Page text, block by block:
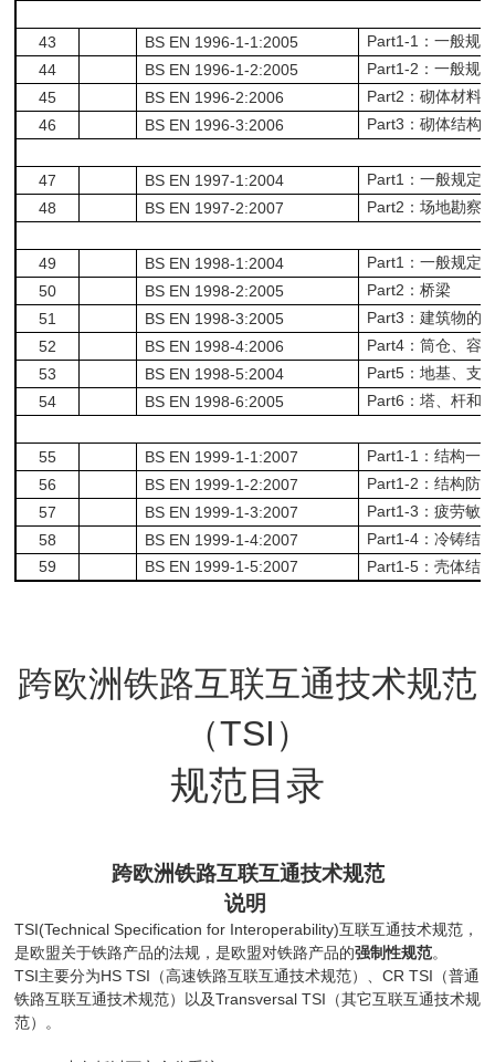
43 BS EN 1996-1-1:2005 Part1-1 ：一般规
44 BS EN 1996-1-2:2005 Part1-2 ：一般规
45 BS EN 1996-2:2006 Part2 ：砌体材料
46 BS EN 1996-3:2006 Part3 ：砌体结构
47 BS EN 1997-1:2004 Part1 ：一般规定
48 BS EN 1997-2:2007 Part2 ：场地勘察
49 BS EN 1998-1:2004 Part1 ：一般规定
50 BS EN 1998-2:2005 Part2 ：桥梁
51 BS EN 1998-3:2005 Part3 ：建筑物的
52 BS EN 1998-4:2006 Part4 ：筒仓、容
53 BS EN 1998-5:2004 Part5 ：地基、支
54 BS EN 1998-6:2005 Part6 ：塔、杆和
55 BS EN 1999-1-1:2007 Part1-1 ：结构一
56 BS EN 1999-1-2:2007 Part1-2 ：结构防
57 BS EN 1999-1-3:2007 Part1-3 ：疲劳敏
58 BS EN 1999-1-4:2007 Part1-4 ：冷铸结
59 BS EN 1999-1-5:2007 Part1-5 ：壳体结构
跨欧洲铁路互联互通技术规范
（TSI ）
规范目录
跨欧洲铁路互联互通技术规范
说明
TSI(Technical Specification for Interoperability)互联互通技术规范，
是欧盟关于铁路产品的法规，是欧盟对铁路产品的强制性规范。
TSI主要分为HS TSI （高速铁路互联互通技术规范）、 CR TSI （普通
铁路互联互通技术规范）以及Transversal TSI （其它互联互通技术规
范）。